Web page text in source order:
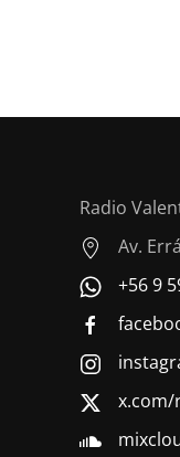
Radio
Av.
+56 9